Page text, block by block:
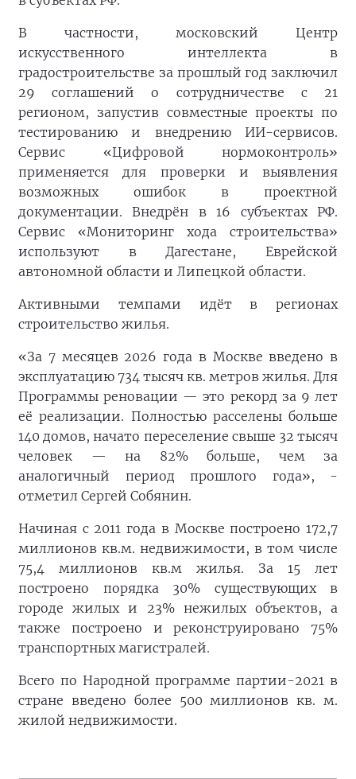
В частности, московский Центр
искусственного интеллекта в
градостроительстве за прошлый год заключил
29 соглашений о сотрудничестве с 21
регионом, запустив совместные проекты по
тестированию и внедрению ИИ-сервисов.
Сервис «Цифровой нормоконтроль»
применяется для проверки и выявления
возможных ошибок в проектной
документации. Внедрён в 16 субъектах РФ.
Сервис «Мониторинг хода строительства»
используют в Дагестане, Еврейской
автономной области и Липецкой области.
Активными темпами идёт в регионах
строительство жилья.
«За 7 месяцев 2026 года в Москве введено в
эксплуатацию 734 тысяч кв. метров жилья. Для
Программы реновации — это рекорд за 9 лет
её реализации. Полностью расселены больше
140 домов, начато переселение свыше 32 тысяч
человек — на 82% больше, чем за
аналогичный период прошлого года», -
отметил Сергей Собянин.
Начиная с 2011 года в Москве построено 172,7
миллионов кв.м. недвижимости, в том числе
75,4 миллионов кв.м жилья. За 15 лет
построено порядка 30% существующих в
городе жилых и 23% нежилых объектов, а
также построено и реконструировано 75%
транспортных магистралей.
Всего по Народной программе партии-2021 в
стране введено более 500 миллионов кв. м.
жилой недвижимости.